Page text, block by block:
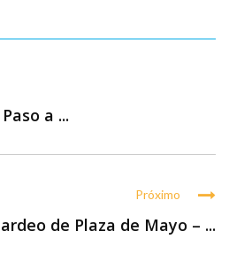
a ...
Próximo
de Plaza de Mayo – ...